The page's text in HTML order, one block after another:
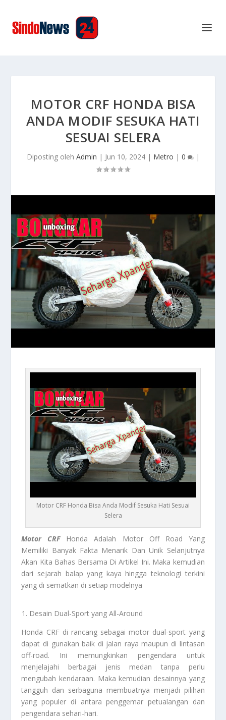
MOTOR CRF HONDA BISA
ANDA MODIF SESUKA HATI
SESUAI SELERA
Diposting oleh Admin | Jun 10, 2024| Metro | 0 |
Motor CRF Honda Bisa Anda Modif Sesuka Hati Sesuai
Selera
Motor CRFHonda Adalah Motor Off Road Yang
Memiliki Banyak Fakta Menarik Dan Unik Selanjutnya
Akan Kita Bahas Bersama Di Artikel Ini. Maka kemudian
dari sejarah balap yang kaya hingga teknologi terkini
yang di sematkan di setiap modelnya
Desain Dual-Sport yang All-Around
Honda CRF di rancang sebagai motor dual-sport yang
dapat di gunakan baik di jalan raya maupun di lintasan
off-road. Ini memungkinkan pengendara untuk
menjelajahi berbagai jenis medan tanpa perlu
mengubah kendaraan. Maka kemudian desainnya yang
tangguh dan serbaguna membuatnya menjadi pilihan
yang populer di antara penggemar petualangan dan
pengendara sehari-hari.